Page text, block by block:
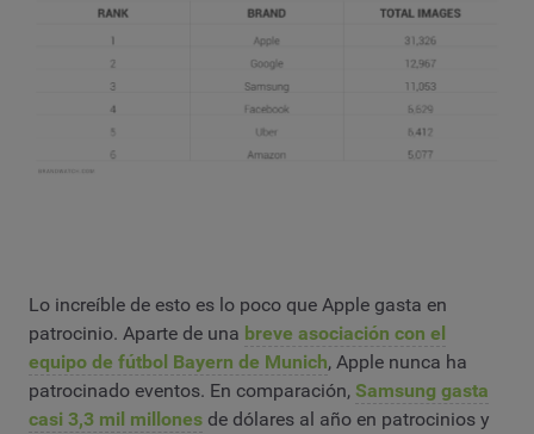
Lo increíble de esto es lo poco que Apple gasta en
patrocinio. Aparte de una breve asociación con el
equipo de fútbol Bayern de Munich, Apple nunca ha
patrocinado eventos. En comparación, Samsung gasta
casi 3,3 mil millones de dólares al año en patrocinios y